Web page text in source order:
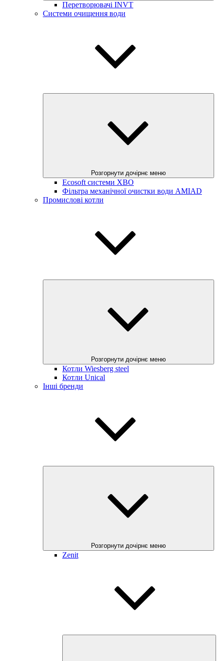
Перетворювачі INVT
Системи очищення води
Розгорнути дочірнє меню
Ecosoft системи ХВО
Фільтра механічної очистки води AMIAD
Промислові котли
Розгорнути дочірнє меню
Котли Wiesberg steel
Котли Unical
Інші бренди
Розгорнути дочірнє меню
Zenit